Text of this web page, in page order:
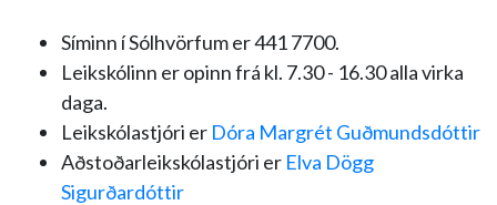
Síminn í Sólhvörfum er 441 7700.
Leikskólinn er opinn frá kl. 7.30 - 16.30 alla virka
daga.
Leikskólastjóri er Dóra Margrét Guðmundsdóttir
Aðstoðarleikskólastjóri er Elva Dögg
Sigurðardóttir